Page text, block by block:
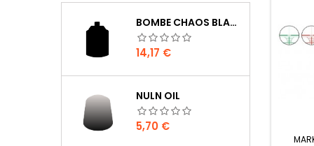
BOMBE CHAOS BLACK
Preis
14,17 €
NULN OIL
Preis
5,70 €